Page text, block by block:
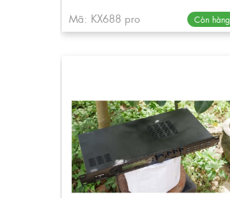
Mã: KX688 pro
Còn hàng